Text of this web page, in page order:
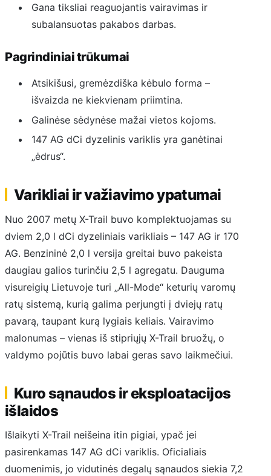
Gana tiksliai reaguojantis vairavimas ir
subalansuotas pakabos darbas.
Pagrindiniai trūkumai
Atsikišusi, gremėzdiška kėbulo forma –
išvaizda ne kiekvienam priimtina.
Galinėse sėdynėse mažai vietos kojoms.
147 AG dCi dyzelinis variklis yra ganėtinai
„ėdrus“.
Varikliai ir važiavimo ypatumai
Nuo 2007 metų X-Trail buvo komplektuojamas su
dviem 2,0 l dCi dyzeliniais varikliais – 147 AG ir 170
AG. Benzininė 2,0 l versija greitai buvo pakeista
daugiau galios turinčiu 2,5 l agregatu. Dauguma
visureigių Lietuvoje turi „All-Mode“ keturių varomų
ratų sistemą, kurią galima perjungti į dviejų ratų
pavarą, taupant kurą lygiais keliais. Vairavimo
malonumas – vienas iš stipriųjų X-Trail bruožų, o
valdymo pojūtis buvo labai geras savo laikmečiui.
Kuro sąnaudos ir eksploatacijos
išlaidos
Išlaikyti X-Trail neišeina itin pigiai, ypač jei
pasirenkamas 147 AG dCi variklis. Oficialiais
duomenimis, jo vidutinės degalų sąnaudos siekia 7,2